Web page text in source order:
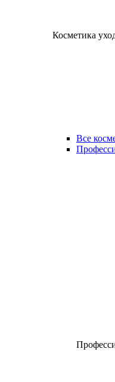
Косметика
Все